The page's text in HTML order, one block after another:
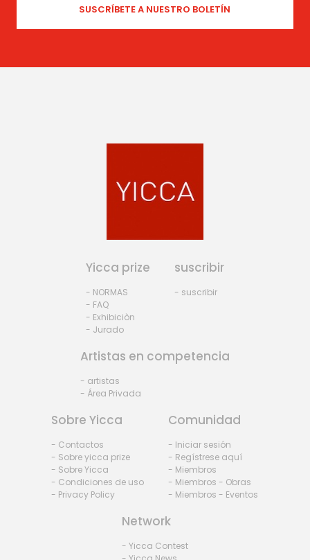
Yicca prize
- NORMAS
- FAQ
- Exhibiciòn
- Jurado
suscribir
- suscribir
Artistas en competencia
- artistas
- Área Privada
Sobre Yicca
- Contactos
- Sobre yicca prize
- Sobre Yicca
- Condiciones de uso
- Privacy Policy
Comunidad
- Iniciar sesión
- Regístrese aquí
- Miembros
- Miembros - Obras
- Miembros - Eventos
Network
- Yicca Contest